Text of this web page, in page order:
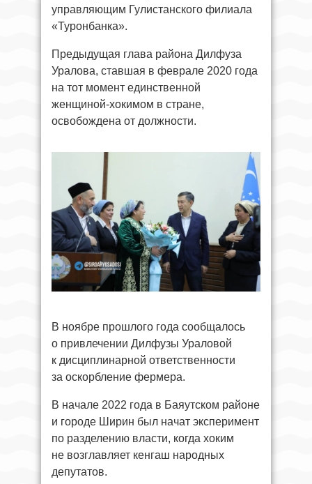
управляющим Гулистанского филиала
«Туронбанка».
Предыдущая глава района Дилфуза
Уралова, ставшая в феврале 2020 года
на тот момент единственной
женщиной-хокимом в стране,
освобождена от должности.
В ноябре прошлого года сообщалось
о привлечении Дилфузы Ураловой
к дисциплинарной ответственности
за оскорбление фермера.
В начале 2022 года в Баяутском районе
и городе Ширин был начат эксперимент
по разделению власти, когда хоким
не возглавляет кенгаш народных
депутатов.